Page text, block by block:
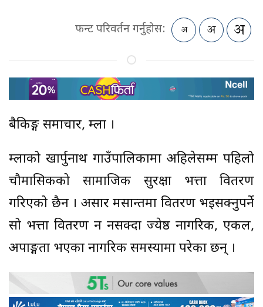
फन्ट परिवर्तन गर्नुहोस:
बैकिङ्ग समाचार, हुम्ला ।
हुम्लाको खार्पुनाथ गाउँपालिकामा अहिलेसम्म पहिलो
चौमासिकको सामाजिक सुरक्षा भत्ता वितरण
गरिएको छैन । असार मसान्तमा वितरण भइसक्नुपर्ने
सो भत्ता वितरण हुन नसक्दा ज्येष्ठ नागरिक, एकल,
अपाङ्गता भएका नागरिक समस्यामा परेका छन् ।